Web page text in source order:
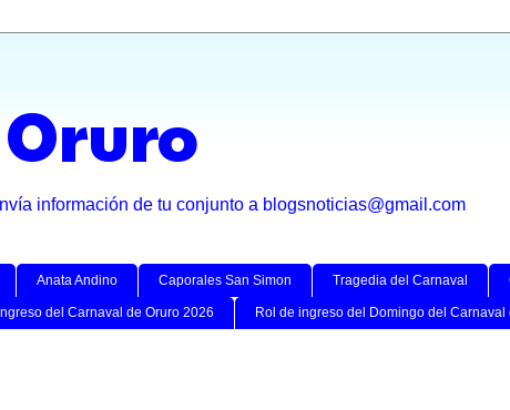
información de tu conjunto a blogsnoticias@gmail.com
Anata Andino Caporales San Simon Tragedia del Carnaval
del Carnaval de Oruro 2026 Rol de ingreso del Domingo del Carnaval